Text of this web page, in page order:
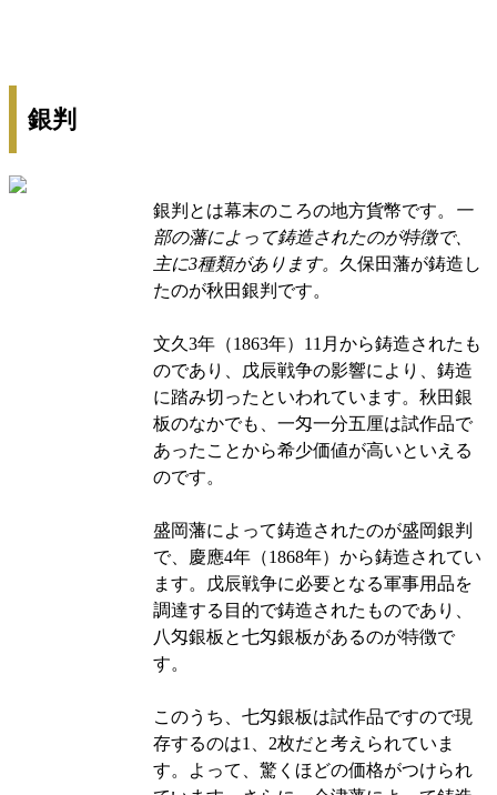
銀判
銀判とは幕末のころの地方貨幣です。
一
部の藩によって鋳造されたのが特徴で、
主に3種類があります。 久保田藩が鋳造し
たのが秋田銀判です。
文久3年（1863年）11月から鋳造されたも
のであり、戊辰戦争の影響により、鋳造
に踏み切ったといわれています。秋田銀
板のなかでも、一匁一分五厘は試作品で
あったことから希少価値が高いといえる
のです。
盛岡藩によって鋳造されたのが盛岡銀判
で、慶應4年（1868年）から鋳造されてい
ます。戊辰戦争に必要となる軍事用品を
調達する目的で鋳造されたものであり、
八匁銀板と七匁銀板があるのが特徴で
す。
このうち、七匁銀板は試作品ですので現
存するのは1、2枚だと考えられていま
す。よって、驚くほどの価格がつけられ